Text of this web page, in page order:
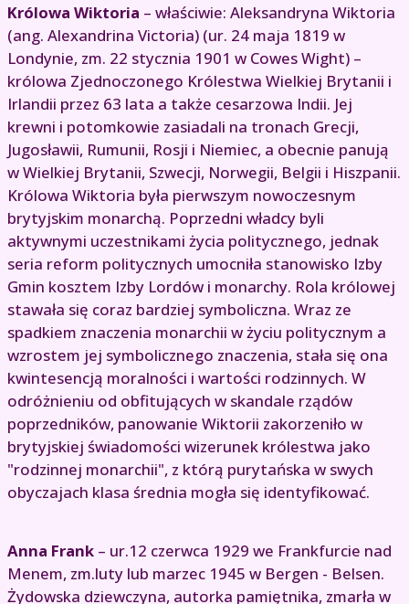
Królowa Wiktoria – właściwie: Aleksandryna Wiktoria
(ang. Alexandrina Victoria) (ur. 24 maja 1819 w
Londynie, zm. 22 stycznia 1901 w Cowes Wight) –
królowa Zjednoczonego Królestwa Wielkiej Brytanii i
Irlandii przez 63 lata a także cesarzowa Indii. Jej
krewni i potomkowie zasiadali na tronach Grecji,
Jugosławii, Rumunii, Rosji i Niemiec, a obecnie panują
w Wielkiej Brytanii, Szwecji, Norwegii, Belgii i Hiszpanii.
Królowa Wiktoria była pierwszym nowoczesnym
brytyjskim monarchą. Poprzedni władcy byli
aktywnymi uczestnikami życia politycznego, jednak
seria reform politycznych umocniła stanowisko Izby
Gmin kosztem Izby Lordów i monarchy. Rola królowej
stawała się coraz bardziej symboliczna. Wraz ze
spadkiem znaczenia monarchii w życiu politycznym a
wzrostem jej symbolicznego znaczenia, stała się ona
kwintesencją moralności i wartości rodzinnych. W
odróżnieniu od obfitujących w skandale rządów
poprzedników, panowanie Wiktorii zakorzeniło w
brytyjskiej świadomości wizerunek królestwa jako
"rodzinnej monarchii", z którą purytańska w swych
obyczajach klasa średnia mogła się identyfikować.
Anna Frank – ur.12 czerwca 1929 we Frankfurcie nad
Menem, zm.luty lub marzec 1945 w Bergen - Belsen.
Żydowska dziewczyna, autorka pamiętnika, zmarła w